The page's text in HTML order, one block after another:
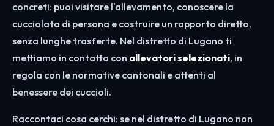
concreti: puoi visitare l'allevamento, conoscere la
cucciolata di persona e costruire un rapporto diretto,
senza lunghe trasferte. Nel distretto di Lugano ti
mettiamo in contatto con allevatori selezionati, in
regola con le normative cantonali e attenti al
benessere dei cuccioli.
Raccontaci cosa cerchi: se nel distretto di Lugano non